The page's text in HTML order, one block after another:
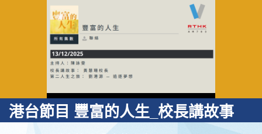
港台節目 豐富的人生_校長講故事